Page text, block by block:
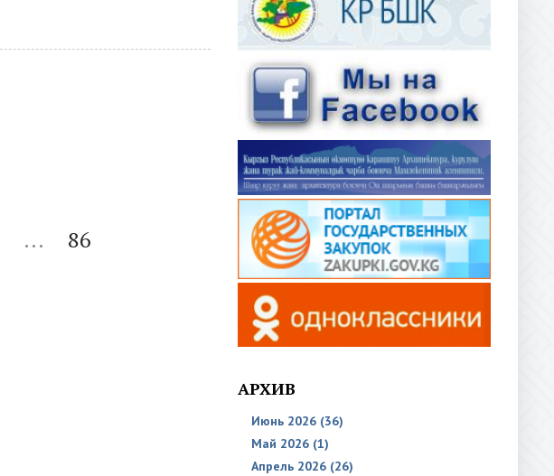
... 86
АРХИВ
Июнь 2026 (36)
Май 2026 (1)
Апрель 2026 (26)